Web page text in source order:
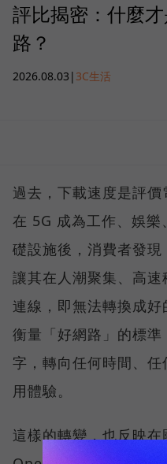
評比揭密：什麼
路？
2026.08.03 | 3C生活
過去，下載速度是評
在 5G 成為工作、娛樂
礎設施後，消費者發
讓其在人潮聚集、高
連線，即無法轉換成好
衡量「好網路」的標
字，轉向任何時間、
用體驗。
這樣的轉變，也反映